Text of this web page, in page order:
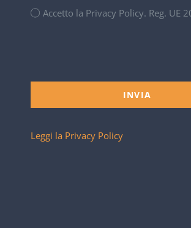
Accetto la Privacy Policy. Reg. UE
INVIA
Leggi la Privacy Policy